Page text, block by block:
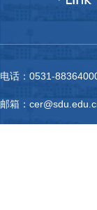
电话：0531-
邮箱：